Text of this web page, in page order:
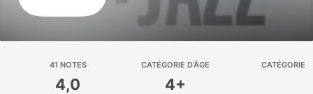
Plateforme
41 NOTES
4,0
CATÉGORIE D’ÂGE
4+
CATÉGORIE